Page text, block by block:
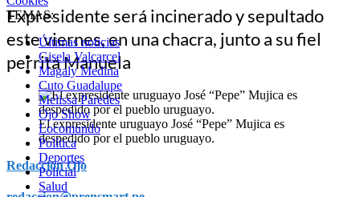
TEMAS:
Últimas noticias
Gisela Valcarcel
Magaly Medina
Cuto Guadalupe
Melissa Paredes
Ojo Show
Locomundo
Política
Deportes
Policial
Salud
Expresidente será incinerado y sepultado
este viernes, en una chacra, junto a su fiel
perrita Manuela
El expresidente uruguayo José “Pepe” Mujica es
despedido por el pueblo uruguayo.
Redacción Ojo